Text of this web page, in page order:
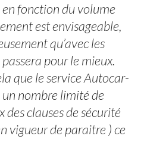
fonction du volume
est envisageable,
qu’avec les
pour le mieux.
que le service Autocar-
nombre limité de
clauses de sécurité
vigueur de paraitre ) ce